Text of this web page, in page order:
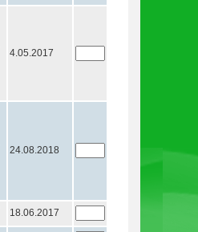
4.05.2017
24.08.2018
18.06.2017